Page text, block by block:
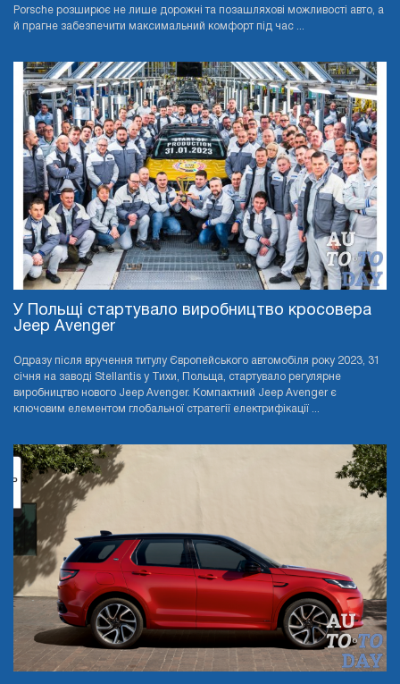
Porsche розширює не лише дорожні та позашляхові можливості авто, а
й прагне забезпечити максимальний комфорт під час ...
У Польщі стартувало виробництво кросовера
Jeep Avenger
Одразу після вручення титулу Європейського автомобіля року 2023, 31
січня на заводі Stellantis у Тихи, Польща, стартувало регулярне
виробництво нового Jeep Avenger. Компактний Jeep Avenger є
ключовим елементом глобальної стратегії електрифікації ...